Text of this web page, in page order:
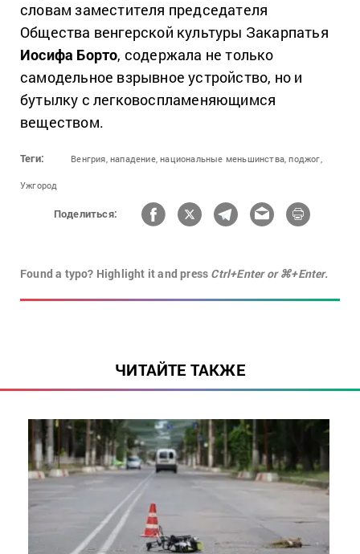
словам заместителя председателя
Общества венгерской культуры Закарпатья
Иосифа Борто, содержала не только
самодельное взрывное устройство, но и
бутылку с легковоспламеняющимся
веществом.
Теги: Венгрия, нападение, национальные меньшинства, поджог,
Ужгород
Поделиться:
Found a typo? Highlight it and press Ctrl+Enter or ⌘+Enter.
ЧИТАЙТЕ ТАКЖЕ